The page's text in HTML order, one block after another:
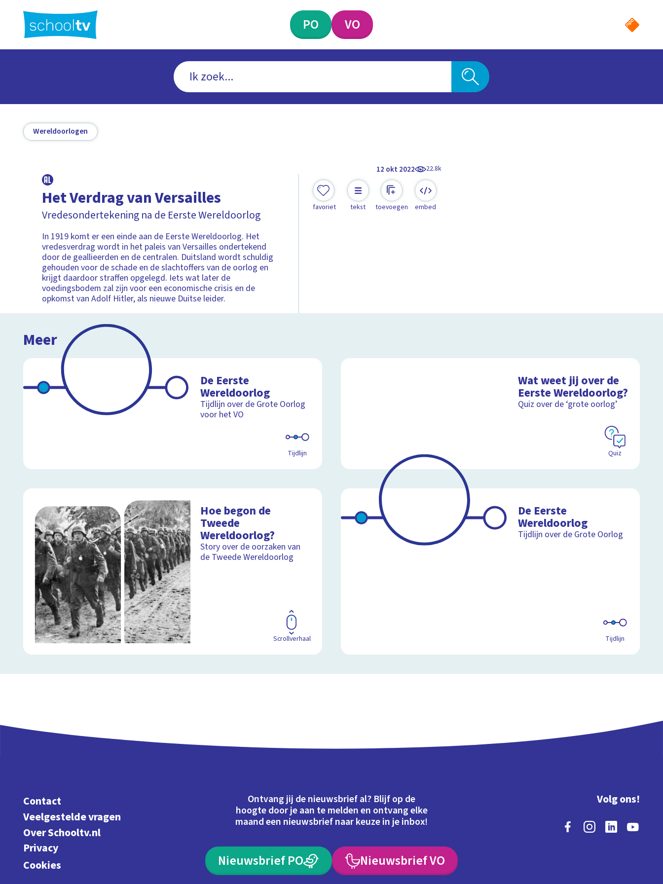
hoofdinhoud
PO VO
Wereldoorlogen
12 okt 2022 22.8k
Het Verdrag van Versailles
Vredesondertekening na de Eerste Wereldoorlog
In 1919 komt er een einde aan de Eerste Wereldoorlog. Het
vredesverdrag wordt in het paleis van Versailles ondertekend
door de geallieerden en de centralen. Duitsland wordt schuldig
gehouden voor de schade en de slachtoffers van de oorlog en
krijgt daardoor straffen opgelegd. Iets wat later de
voedingsbodem zal zijn voor een economische crisis en de
opkomst van Adolf Hitler, als nieuwe Duitse leider.
favoriet tekst toevoegen embed
Meer
De Eerste
Wereldoorlog
Tijdlijn over de Grote Oorlog
voor het VO
Tijdlijn
Wat weet jij over de
Eerste Wereldoorlog?
Quiz over de ‘grote oorlog’
Quiz
Hoe begon de
Tweede
Wereldoorlog?
Story over de oorzaken van
de Tweede Wereldoorlog
Scrollverhaal
De Eerste
Wereldoorlog
Tijdlijn over de Grote Oorlog
Tijdlijn
Contact
Veelgestelde vragen
Over Schooltv.nl
Privacy
Cookies
Ontvang jij de nieuwsbrief al? Blijf op de
hoogte door je aan te melden en ontvang elke
maand een nieuwsbrief naar keuze in je inbox!
Nieuwsbrief PO Nieuwsbrief VO
Volg ons!